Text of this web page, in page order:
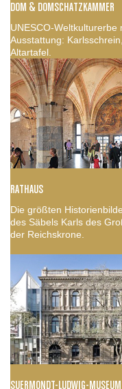
DOM & DOMSCHATZKAMMER
UNESCO-
Ausstattung:
Altartafel.
RATHAUS
Die größten
des Säbels Karls des
der Reichskrone.
SUERMONDT-LUDWIG-MUSEUM